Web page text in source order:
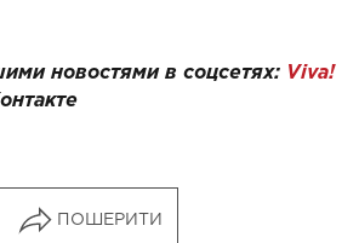
новостями в соцсетях: Viva!
ПОШЕРИТИ